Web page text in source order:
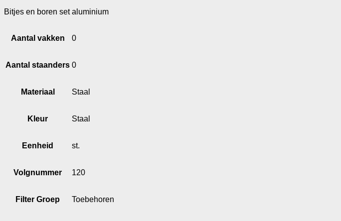
Bitjes en boren set aluminium
Aantal vakken 0
Aantal staanders 0
Materiaal Staal
Kleur Staal
Eenheid st.
Volgnummer 120
Filter Groep Toebehoren